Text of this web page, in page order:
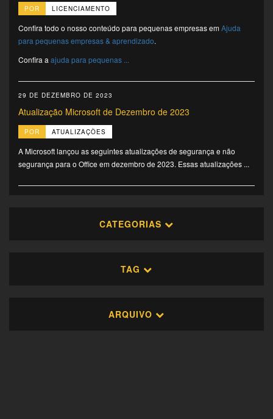
POR LICENCIAMENTO
Confira todo o nosso conteúdo para pequenas empresas emAjuda
para pequenas empresas & aprendizado.
Confira a ajuda para pequenas ...
29 DE DEZEMBRO DE 2023
Atualização Microsoft de Dezembro de 2023
POR ATUALIZAÇÕES
A Microsoft lançou as seguintes atualizações de segurança e não
segurança para o Office em dezembro de 2023. Essas atualizações ...
CATEGORIAS
TAG
ARQUIVO